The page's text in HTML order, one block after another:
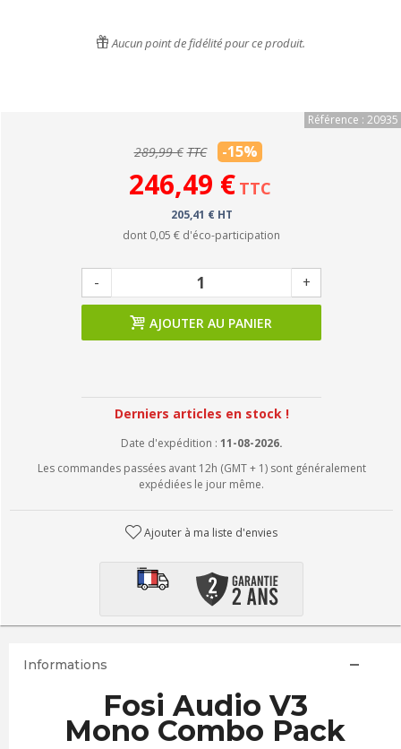
Aucun point de fidélité pour ce produit.
Référence : 20935
289,99 € TTC -15%
246,49 € TTC
205,41 € HT
dont 0,05 € d'éco-participation
- +
AJOUTER AU PANIER
Derniers articles en stock !
Date d'expédition : 11-08-2026.
Les commandes passées avant 12h (GMT + 1) sont généralement
expédiées le jour même.
Ajouter à ma liste d'envies
Informations
Fosi Audio V3
Mono Combo Pack